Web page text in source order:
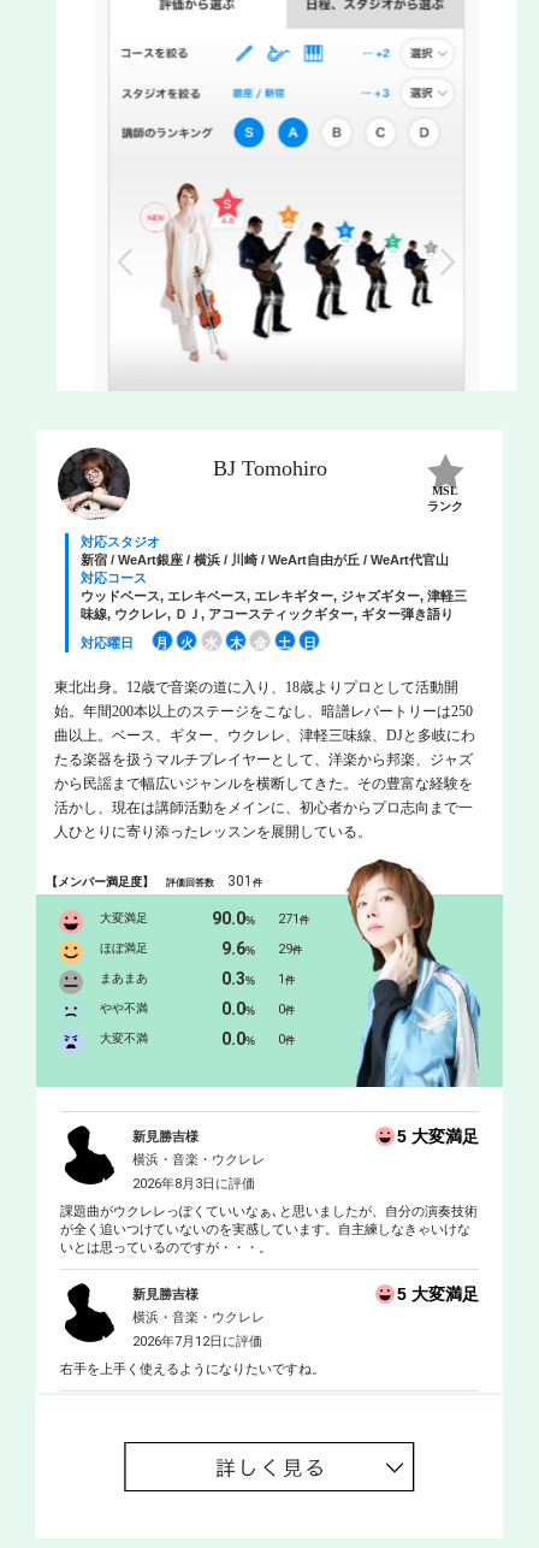
BJ Tomohiro
MSL
ランク
対応スタジオ
新宿 / WeArt銀座 / 横浜 / 川崎 / WeArt自由が丘 / WeArt代官山
対応コース
ウッドベース, エレキベース, エレキギター, ジャズギター, 津軽三
味線, ウクレレ, ＤＪ, アコースティックギター, ギター弾き語り
対応曜日
月 火 水 木 金 土 日
東北出身。12歳で音楽の道に入り、18歳よりプロとして活動開
始。年間200本以上のステージをこなし、暗譜レパートリーは250
曲以上。ベース、ギター、ウクレレ、津軽三味線、DJと多岐にわ
たる楽器を扱うマルチプレイヤーとして、洋楽から邦楽、ジャズ
から民謡まで幅広いジャンルを横断してきた。その豊富な経験を
活かし、現在は講師活動をメインに、初心者からプロ志向まで一
人ひとりに寄り添ったレッスンを展開している。
【メンバー満足度】評価回答数 301件
大変満足 90.0% 271件
ほぼ満足 9.6% 29件
まあまあ 0.3% 1件
やや不満 0.0% 0件
大変不満 0.0% 0件
新見勝吉様 5 大変満足
横浜・音楽・ウクレレ
2026年8月3日に評価
課題曲がウクレレっぽくていいなぁ､と思いましたが、自分の演奏技術
が全く追いつけていないのを実感しています。自主練しなきゃいけな
いとは思っているのですが・・・。
新見勝吉様 5 大変満足
横浜・音楽・ウクレレ
2026年7月12日に評価
右手を上手く使えるようになりたいですね。